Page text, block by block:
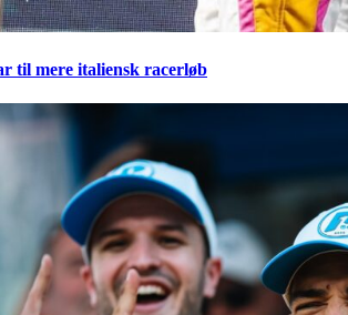
til mere italiensk racerløb